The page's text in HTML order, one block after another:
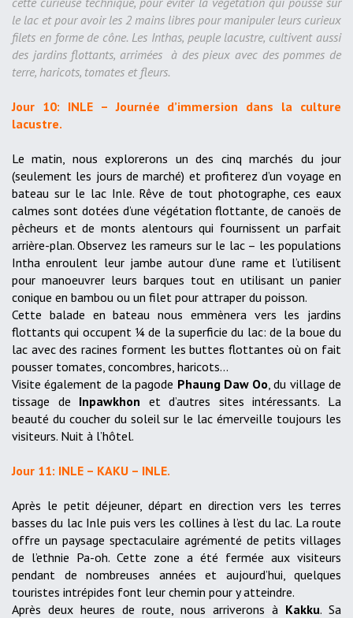
le lac et pour avoir les 2 mains libres pour manipuler leurs curieux
filets en forme de cône. Les Inthas, peuple lacustre, cultivent aussi
des jardins flottants, arrimées à des pieux avec des pommes de
terre, haricots, tomates et fleurs.
Jour 10: INLE – Journée d’immersion dans la culture
lacustre.
Le matin, nous explorerons un des cinq marchés du jour
(seulement les jours de marché) et profiterez d’un voyage en
bateau sur le lac Inle. Rêve de tout photographe, ces eaux
calmes sont dotées d’une végétation flottante, de canoës de
pêcheurs et de monts alentours qui fournissent un parfait
arrière-plan. Observez les rameurs sur le lac – les populations
Intha enroulent leur jambe autour d’une rame et l’utilisent
pour manoeuvrer leurs barques tout en utilisant un panier
conique en bambou ou un filet pour attraper du poisson.
Cette balade en bateau nous emmènera vers les jardins
flottants qui occupent ¼ de la superficie du lac: de la boue du
lac avec des racines forment les buttes flottantes où on fait
pousser tomates, concombres, haricots...
Visite également de la pagode Phaung Daw Oo, du village de
tissage de Inpawkhon et d’autres sites intéressants. La
beauté du coucher du soleil sur le lac émerveille toujours les
visiteurs. Nuit à l’hôtel.
Jour 11: INLE – KAKU – INLE.
Après le petit déjeuner, départ en direction vers les terres
basses du lac Inle puis vers les collines à l’est du lac. La route
offre un paysage spectaculaire agrémenté de petits villages
de l’ethnie Pa-oh. Cette zone a été fermée aux visiteurs
pendant de nombreuses années et aujourd’hui, quelques
touristes intrépides font leur chemin pour y atteindre.
Après deux heures de route, nous arriverons à Kakku. Sa